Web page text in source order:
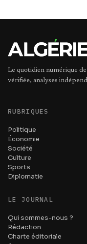
Le quotidien numérique
vérifiée, analyses
RUBRIQUES
Politique
Économie
Société
Culture
Sports
Diplomatie
LE JOURNAL
Qui sommes-nous ?
Rédaction
Charte éditoriale